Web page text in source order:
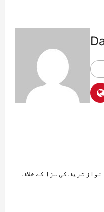
شریف کی سزا کے خلاف